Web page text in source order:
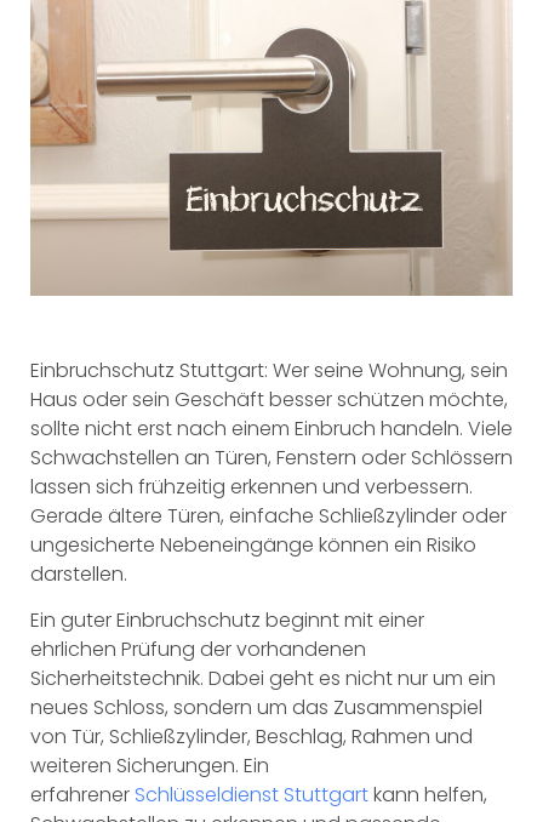
Einbruchschutz Stuttgart: Wer seine Wohnung, sein
Haus oder sein Geschäft besser schützen möchte,
sollte nicht erst nach einem Einbruch handeln. Viele
Schwachstellen an Türen, Fenstern oder Schlössern
lassen sich frühzeitig erkennen und verbessern.
Gerade ältere Türen, einfache Schließzylinder oder
ungesicherte Nebeneingänge können ein Risiko
darstellen.
Ein guter Einbruchschutz beginnt mit einer
ehrlichen Prüfung der vorhandenen
Sicherheitstechnik. Dabei geht es nicht nur um ein
neues Schloss, sondern um das Zusammenspiel
von Tür, Schließzylinder, Beschlag, Rahmen und
weiteren Sicherungen. Ein
erfahrener Schlüsseldienst Stuttgartkann helfen,